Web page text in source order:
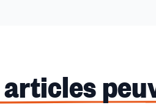
articles